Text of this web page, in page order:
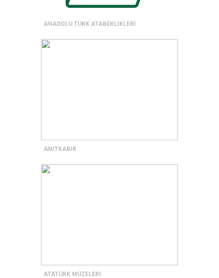
ANADOLU TÜRK ATABEKLİKLERİ
ANITKABİR
ATATÜRK MÜZELERİ